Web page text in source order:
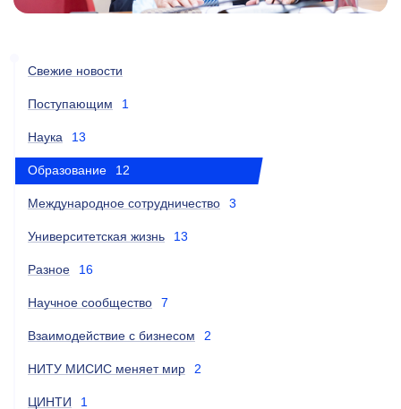
Свежие новости
Поступающим 1
Наука 13
Образование 12
Международное сотрудничество 3
Университетская жизнь 13
Разное 16
Научное сообщество 7
Взаимодействие с бизнесом 2
НИТУ МИСИС меняет мир 2
ЦИНТИ 1